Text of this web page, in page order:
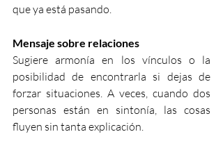
que ya está pasando.
Mensaje sobre relaciones
Sugiere armonía en los vínculos o la
posibilidad de encontrarla si dejas de
forzar situaciones. A veces, cuando dos
personas están en sintonía, las cosas
fluyen sin tanta explicación.